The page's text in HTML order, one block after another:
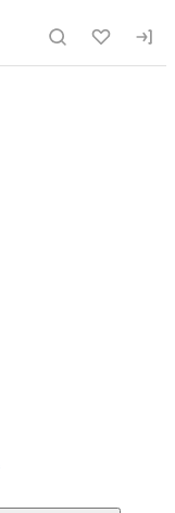
vbakalee.ru
продуктов